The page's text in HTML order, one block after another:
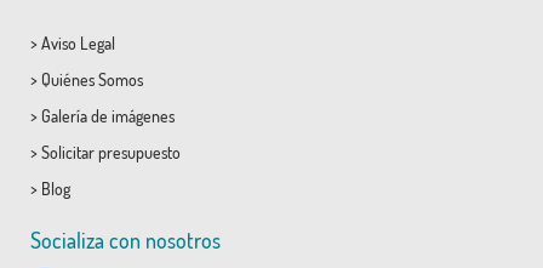
> Aviso Legal
> Quiénes Somos
> Galería de imágenes
> Solicitar presupuesto
> Blog
Socializa con nosotros